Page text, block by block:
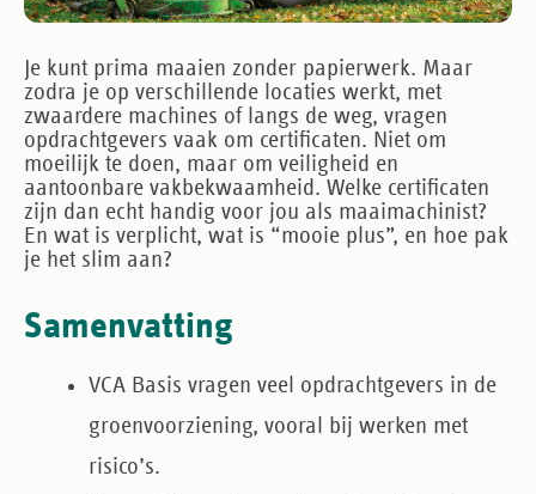
Je kunt prima maaien zonder papierwerk. Maar
zodra je op verschillende locaties werkt, met
zwaardere machines of langs de weg, vragen
opdrachtgevers vaak om certificaten. Niet om
moeilijk te doen, maar om veiligheid en
aantoonbare vakbekwaamheid. Welke certificaten
zijn dan echt handig voor jou als maaimachinist?
En wat is verplicht, wat is “mooie plus”, en hoe pak
je het slim aan?
Samenvatting
VCA Basis vragen veel opdrachtgevers in de
groenvoorziening, vooral bij werken met
risico’s.